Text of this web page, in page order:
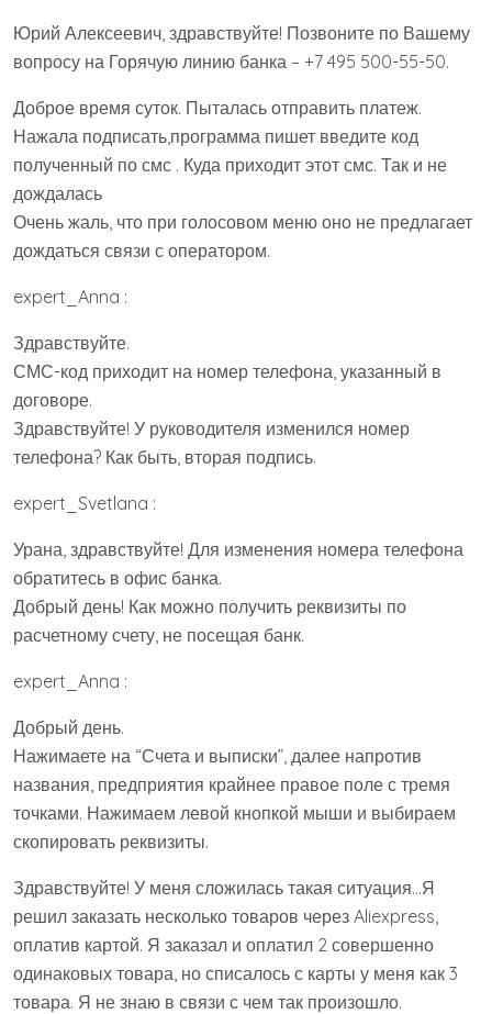
Юрий Алексеевич, здравствуйте! Позвоните по Вашему
вопросу на Горячую линию банка – +7 495 500-55-50.
Доброе время суток. Пыталась отправить платеж.
Нажала подписать,программа пишет введите код
полученный по смс . Куда приходит этот смс. Так и не
дождалась
Очень жаль, что при голосовом меню оно не предлагает
дождаться связи с оператором.
expert_Anna :
Здравствуйте.
СМС-код приходит на номер телефона, указанный в
договоре.
Здравствуйте! У руководителя изменился номер
телефона? Как быть, вторая подпись.
expert_Svetlana :
Урана, здравствуйте! Для изменения номера телефона
обратитесь в офис банка.
Добрый день! Как можно получить реквизиты по
расчетному счету, не посещая банк.
expert_Anna :
Добрый день.
Нажимаете на “Счета и выписки”, далее напротив
названия, предприятия крайнее правое поле с тремя
точками. Нажимаем левой кнопкой мыши и выбираем
скопировать реквизиты.
Здравствуйте! У меня сложилась такая ситуация…Я
решил заказать несколько товаров через Aliexpress,
оплатив картой. Я заказал и оплатил 2 совершенно
одинаковых товара, но списалось с карты у меня как 3
товара. Я не знаю в связи с чем так произошло.